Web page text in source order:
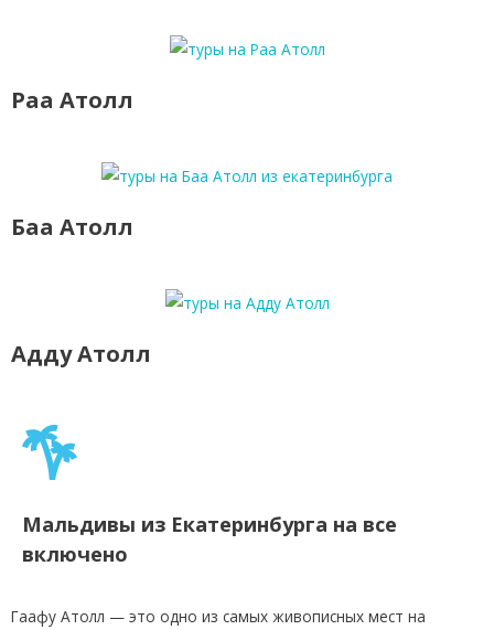
Раа Атолл
Баа Атолл
Адду Атолл
Мальдивы из Екатеринбурга на все
включено
Гаафу Атолл — это одно из самых живописных мест на